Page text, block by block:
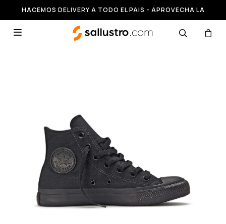
HACEMOS DELIVERY A TODO EL PAIS - APROVECHA LA
RUNNING HASTA 50% OFF
